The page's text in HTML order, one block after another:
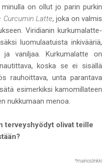
on ollut jo parin purkin
Curcumin Latte, joka on valmis
Viridianin kurkumalatte-
luomulaatuista inkivääriä,
ja vaniljaa. Kurkumalatte on
koska se ei sisällä
rauhoittava, unta parantava
esimerkiksi kamomillateen
nukkumaan menoa.
terveyshyödyt olivat teille
*mainoslinkki